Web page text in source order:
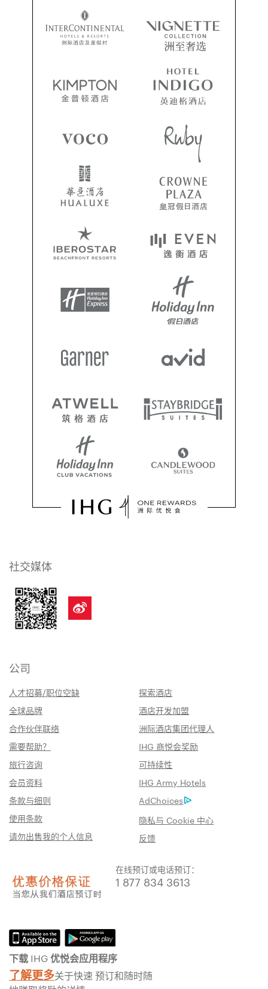
社交媒体
公司
人才招募/职位空缺
探索酒店
全球品牌
酒店开发加盟
合作伙伴联络
洲际酒店集团代理人
需要帮助？
IHG 商悦会奖励
旅行咨询
可持续性
会员资料
IHG Army Hotels
条款与细则
AdChoices
使用条款
隐私与 Cookie 中心
请勿出售我的个人信息
反馈
在线预订或电话预订：
1 877 834 3613
下载 IHG 优悦会应用程序
了解更多关于快速 预订和随时随